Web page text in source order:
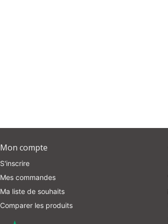
Mon compte
S'inscrire
Mes commandes
Ma liste de souhaits
Comparer les produits